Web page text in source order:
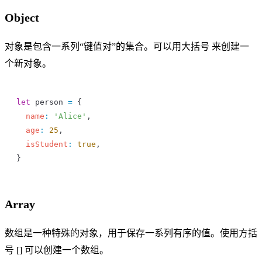
Object
对象是包含一系列“键值对”的集合。可以用大括号 来创建一
个新对象。
let person = {
  name
: 'Alice' ,
  age
: 25 ,
  isStudent
: true ,
}
Array
数组是一种特殊的对象，用于保存一系列有序的值。使用方括
号 [] 可以创建一个数组。